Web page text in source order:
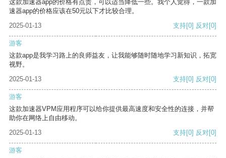
这款加速器app的价格有点贵，可以适当降低一些。我个人觉得，一款加
速器app的价格应该在50元以下才比较合理。
2025-01-13
支持[0] 反对[0]
游客
这款app是我学习路上的良师益友，让我能够随时随地学习新知识，拓宽
视野。
2025-01-13
支持[0] 反对[0]
游客
这款加速器VPM应用程序可以给你提供最高速度和安全性的连接，并帮
助你在网络上自由移动。
2025-01-13
支持[0] 反对[0]
游客